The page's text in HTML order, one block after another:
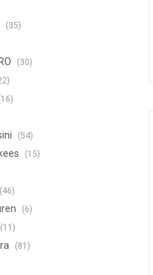
(35)
(30)
(54)
(15)
(46)
(6)
(11)
(81)